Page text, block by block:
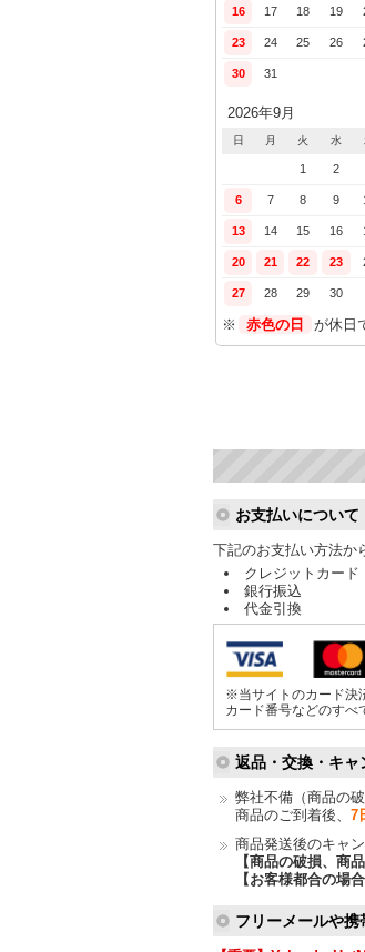
お支払いについて
下記のお支払い方法か
クレジットカード
銀行振込
代金引換
※当サイトのカード決
カード番号などのすべ
返品・交換・キャ
弊社不備（商品の
商品のご到着後、 7
商品発送後のキャ
【商品の破損、商
【お客様都合の場合
フリーメールや